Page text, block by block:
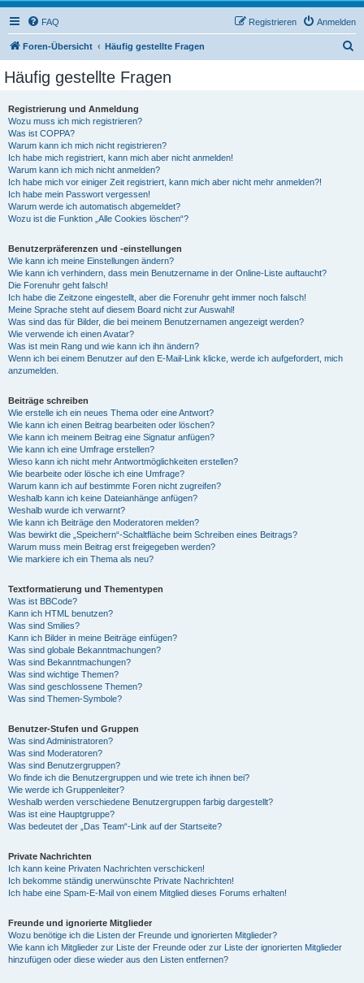
FAQ Anmelden
Registrieren
Foren-Übersicht Häufig gestellte Fragen
Häufig gestellte Fragen
Registrierung und Anmeldung
Wozu muss ich mich registrieren?
Was ist COPPA?
Warum kann ich mich nicht registrieren?
Ich habe mich registriert, kann mich aber nicht anmelden!
Warum kann ich mich nicht anmelden?
Ich habe mich vor einiger Zeit registriert, kann mich aber nicht mehr anmelden?!
Ich habe mein Passwort vergessen!
Warum werde ich automatisch abgemeldet?
Wozu ist die Funktion „Alle Cookies löschen“?
Benutzerpräferenzen und -einstellungen
Wie kann ich meine Einstellungen ändern?
Wie kann ich verhindern, dass mein Benutzername in der Online-Liste auftaucht?
Die Forenuhr geht falsch!
Ich habe die Zeitzone eingestellt, aber die Forenuhr geht immer noch falsch!
Meine Sprache steht auf diesem Board nicht zur Auswahl!
Was sind das für Bilder, die bei meinem Benutzernamen angezeigt werden?
Wie verwende ich einen Avatar?
Was ist mein Rang und wie kann ich ihn ändern?
Wenn ich bei einem Benutzer auf den E-Mail-Link klicke, werde ich aufgefordert, mich
anzumelden.
Beiträge schreiben
Wie erstelle ich ein neues Thema oder eine Antwort?
Wie kann ich einen Beitrag bearbeiten oder löschen?
Wie kann ich meinem Beitrag eine Signatur anfügen?
Wie kann ich eine Umfrage erstellen?
Wieso kann ich nicht mehr Antwortmöglichkeiten erstellen?
Wie bearbeite oder lösche ich eine Umfrage?
Warum kann ich auf bestimmte Foren nicht zugreifen?
Weshalb kann ich keine Dateianhänge anfügen?
Weshalb wurde ich verwarnt?
Wie kann ich Beiträge den Moderatoren melden?
Was bewirkt die „Speichern“-Schaltfläche beim Schreiben eines Beitrags?
Warum muss mein Beitrag erst freigegeben werden?
Wie markiere ich ein Thema als neu?
Textformatierung und Thementypen
Was ist BBCode?
Kann ich HTML benutzen?
Was sind Smilies?
Kann ich Bilder in meine Beiträge einfügen?
Was sind globale Bekanntmachungen?
Was sind Bekanntmachungen?
Was sind wichtige Themen?
Was sind geschlossene Themen?
Was sind Themen-Symbole?
Benutzer-Stufen und Gruppen
Was sind Administratoren?
Was sind Moderatoren?
Was sind Benutzergruppen?
Wo finde ich die Benutzergruppen und wie trete ich ihnen bei?
Wie werde ich Gruppenleiter?
Weshalb werden verschiedene Benutzergruppen farbig dargestellt?
Was ist eine Hauptgruppe?
Was bedeutet der „Das Team“-Link auf der Startseite?
Private Nachrichten
Ich kann keine Privaten Nachrichten verschicken!
Ich bekomme ständig unerwünschte Private Nachrichten!
Ich habe eine Spam-E-Mail von einem Mitglied dieses Forums erhalten!
Freunde und ignorierte Mitglieder
Wozu benötige ich die Listen der Freunde und ignorierten Mitglieder?
Wie kann ich Mitglieder zur Liste der Freunde oder zur Liste der ignorierten Mitglieder
hinzufügen oder diese wieder aus den Listen entfernen?